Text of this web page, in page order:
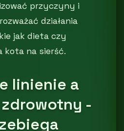
przyczyny i
działania
jak dieta czy
kota na sierść.
linienie a
-